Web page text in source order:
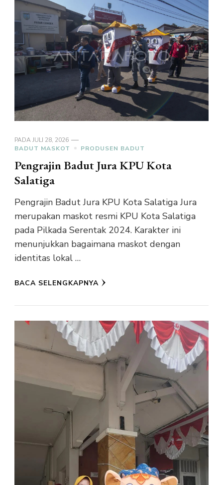
PADAJULI 28, 2026
BADUT MASKOT
PRODUSEN BADUT
Pengrajin Badut Jura KPU Kota
Salatiga
Pengrajin Badut Jura KPU Kota Salatiga Jura
merupakan maskot resmi KPU Kota Salatiga
pada Pilkada Serentak 2024. Karakter ini
menunjukkan bagaimana maskot dengan
identitas lokal …
BACA SELENGKAPNYA